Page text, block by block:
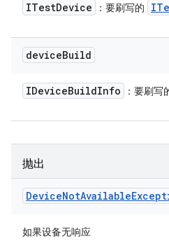
ITestDevice ：要刷写的
deviceBuild
IDeviceBuildInfo ：要刷写
抛出
DeviceNotAvailable
如果设备无响应